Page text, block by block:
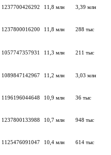
1237700426292 11,8 млн 3,39 млн
1237800016200 11,8 млн 288 тыс
1057747357931 11,3 млн 211 тыс
1089847142967 11,2 млн 3,03 млн
1196196044648 10,9 млн 36 тыс
1237800133988 10,7 млн 948 тыс
1125476091047 10,4 млн 614 тыс